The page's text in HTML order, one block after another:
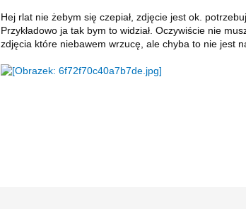
Hej rlat nie żebym się czepiał, zdjęcie jest ok.
Przykładowo ja tak bym to widział. Oczywiście nie
zdjęcia które niebawem wrzucę, ale chyba to nie jest